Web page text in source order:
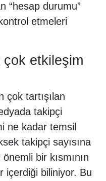
“hesap durumu”
etmeleri
çok etkileşim
çok tartışılan
takipçi
ne kadar temsil
takipçi sayısına
bir kısmının
içerdiği biliniyor. Bu